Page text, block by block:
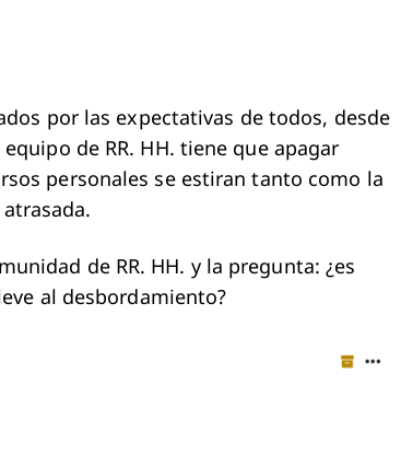
por las expectativas de todos, desde
de RR. HH. tiene que apagar
personales se estiran tanto como la
de RR. HH. y la pregunta: ¿es
al desbordamiento?